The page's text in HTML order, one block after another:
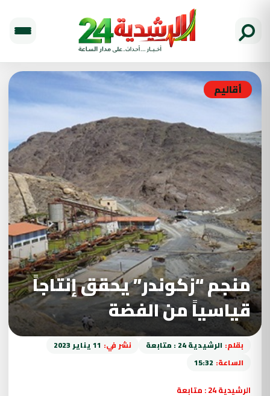
أقاليم
منجم “زكوندر” يحقق إنتاجاً
قياسياً من الفضة
بقلم: الرشيدية 24 : متابعة نشر في: 11 يناير 2023
الساعة: 15:32
الرشيدية 24 : متابعة